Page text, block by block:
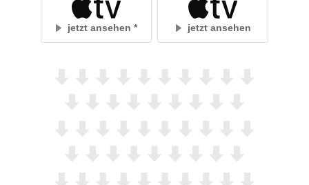
jetzt ansehen jetzt ansehen